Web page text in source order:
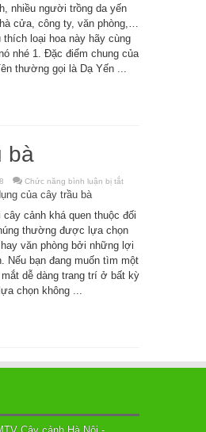
nhiều người trồng da yến
cửa, công ty, văn phòng,…
thích loại hoa này hãy cùng
nhé 1. Đặc điểm chung của
thường gọi là Dạ Yến ...
bà
Chức năng bình luận bị tắt
cây cảnh khá quen thuộc đối
thường được lựa chọn
văn phòng bởi những lợi
Nếu bạn đang muốn tìm một
mắt dễ dàng trang trí ở bất kỳ
chọn không ...